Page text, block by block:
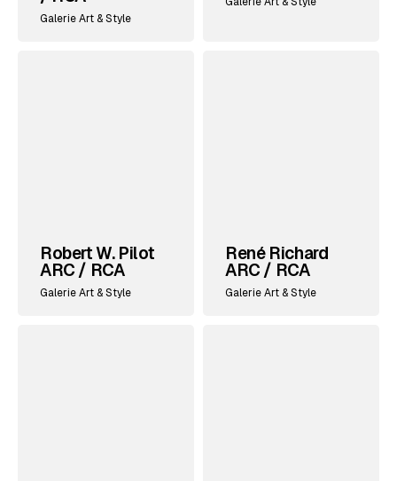
Galerie Art & Style
Robert W. Pilot
ARC / RCA
Galerie Art & Style
René Richard
ARC / RCA
Galerie Art & Style